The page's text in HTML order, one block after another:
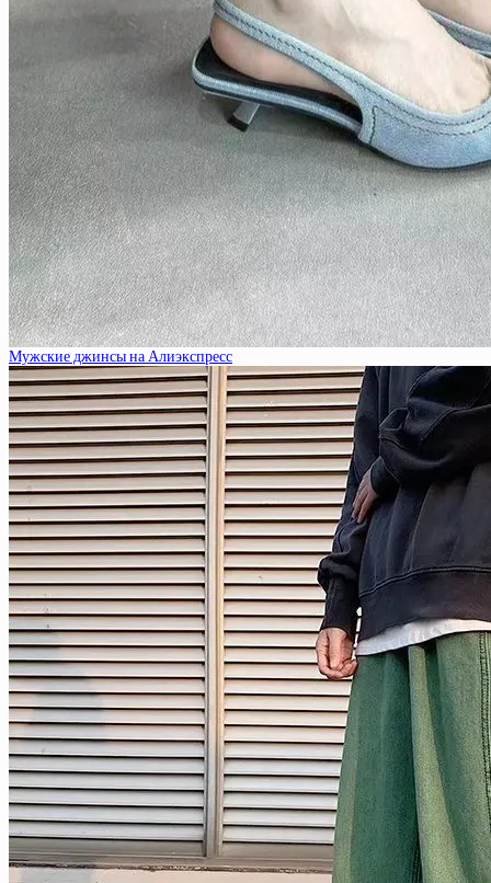
Мужские джинсы на Алиэкспресс